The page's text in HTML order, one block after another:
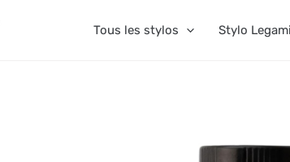
Tous les stylos Stylo Legami